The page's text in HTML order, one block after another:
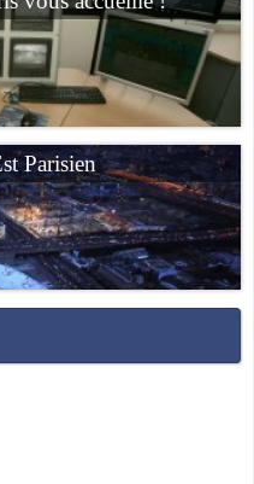
Parisien